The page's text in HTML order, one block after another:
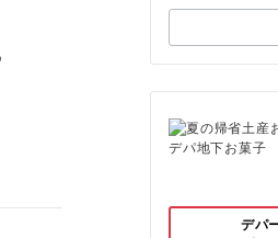
索：
デパ